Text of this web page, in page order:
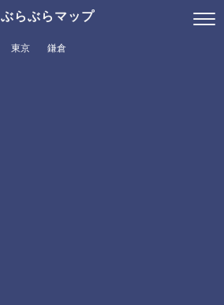
ぶらぶらマップ
東京 鎌倉